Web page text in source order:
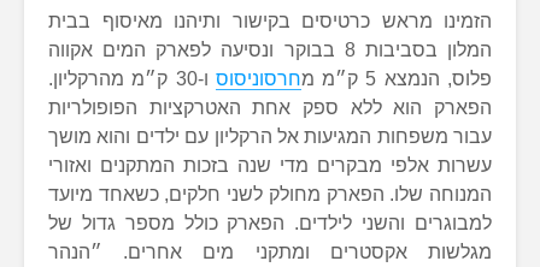
הזמינו מראש כרטיסים בקישור ותיהנו מאיסוף בבית
המלון בסביבות 8 בבוקר ונסיעה לפארק המים אקווה
פלוס, הנמצא 5 ק״מ מ
חרסוניסוס
ו-30 ק״מ מהרקליון.
הפארק הוא ללא ספק אחת האטרקציות הפופולריות
עבור משפחות המגיעות אל הרקליון עם ילדים והוא מושך
עשרות אלפי מבקרים מדי שנה בזכות המתקנים ואזורי
המנוחה שלו. הפארק מחולק לשני חלקים, כשאחד מיועד
למבוגרים והשני לילדים. הפארק כולל מספר גדול של
מגלשות אקסטרים ומתקני מים אחרים. ״הנהר